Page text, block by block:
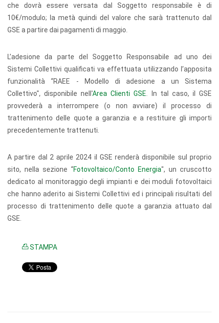
che dovrà essere versata dal Soggetto responsabile è di
10€/modulo; la metà quindi del valore che sarà trattenuto dal
GSE a partire dai pagamenti di maggio.
L’adesione da parte del Soggetto Responsabile ad uno dei
Sistemi Collettivi qualificati va effettuata utilizzando l’apposita
funzionalità “RAEE - Modello di adesione a un Sistema
Collettivo", disponibile nell'Area Clienti GSE . In tal caso, il GSE
provvederà a interrompere (o non avviare) il processo di
trattenimento delle quote a garanzia e a restituire gli importi
precedentemente trattenuti.
A partire dal 2 aprile 2024 il GSE renderà disponibile sul proprio
sito, nella sezione “Fotovoltaico/Conto Energia", un cruscotto
dedicato al monitoraggio degli impianti e dei moduli fotovoltaici
che hanno aderito ai Sistemi Collettivi ed i principali risultati del
processo di trattenimento delle quote a garanzia attuato dal
GSE.
STAMPA